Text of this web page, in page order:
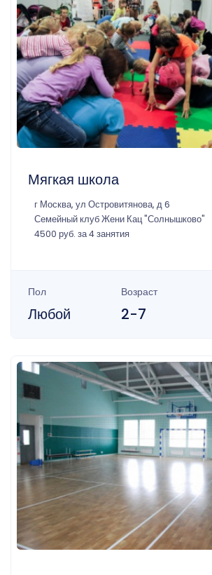
Мягкая школа
г Москва, ул Островитянова, д 6
Семейный клуб Жени Кац "Солнышково"
4500 руб. за 4 занятия
Пол
Любой
Возраст
2-7